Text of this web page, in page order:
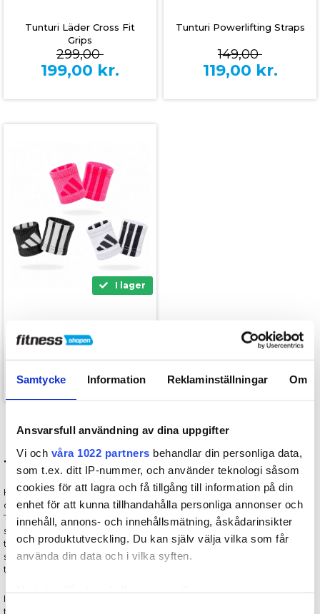
Samtycke Information Reklaminställningar Om
Ansvarsfull användning av dina uppgifter
Vi och våra 1022 partners behandlar din personliga data,
som t.ex. ditt IP-nummer, och använder teknologi såsom
cookies för att lagra och få tillgång till information på din
enhet för att kunna tillhandahålla personliga annonser och
innehåll, annons- och innehållsmätning, åskådarinsikter
och produktutveckling. Du kan själv välja vilka som får
använda din data och i vilka syften.
Samtyckesval
Tunturi Läder Cross Fit
Grips
299,00
199,00 kr.
Tunturi Powerlifting Straps
149,00
119,00 kr.
I lager
cm
275,00kr.
Träningshandskar för alla typer av träning
Hos Fitnessshopen.se hittar du ett stort utbud av träningshandskar
och fitnesshandskar från välkändafitness märkensom Adidas,
Tunturi och Toorx. Träningshandskar förbättrar ditt grepp och
skyddar dina händer under styrketräning, crossfit och funktionell
träning. De minskar risken för blåsor och förhårdnader, samtidigt
som de ger bättre kontroll över hantlar, skivstänger och
träningsmaskiner.
I sortimentet hittar du träningshandskar för många olika behov och
träningsformer. Du kan välja mellan modeller med eller utan fingrar,